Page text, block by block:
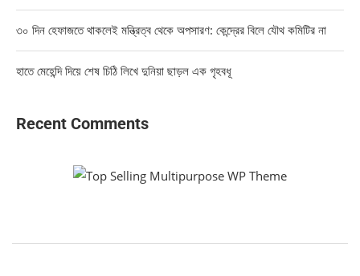
৩০ দিন হেফাজতে থাকলেই মন্ত্রিত্ব থেকে অপসারণ: কেন্দ্রের বিলে যৌথ কমিটির না
হাতে মেহেন্দি দিয়ে শেষ চিঠি লিখে দুনিয়া ছাড়ল এক গৃহবধূ
Recent Comments